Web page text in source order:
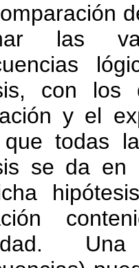
las
con los
y el
todas
se da en